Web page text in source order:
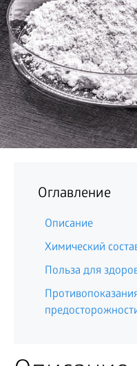
Оглавление
Описание
Химический
Польза для